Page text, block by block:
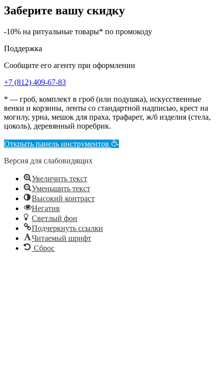
Заберите вашу скидку
-10% на ритуальные товары* по промокоду
Поддержка
Сообщите его агенту при оформлении
+7 (812) 409-67-83
* — гроб, комплект в гроб (или подушка), искусственные
венки и корзины, ленты со стандартной надписью, крест на
могилу, урна, мешок для праха, трафарет, ж/б изделия (стела,
цоколь), деревянный поребрик.
Открыть панель инструментов
Версия для слабовидящих
Увеличить текст
Уменьшить текст
Высокий контраст
Негатив
Светлый фон
Подчеркнуть ссылки
Читаемый шрифт
Сброс